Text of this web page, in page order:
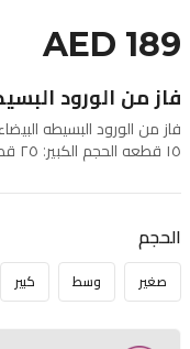
AED 189
فاز من الورود
١٥ قطعه الحجم الكبير: ٢٥ قطعه
الحجم
صغير وسط كبير